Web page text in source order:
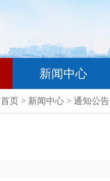
新闻中心
首页 > 新闻中心 > 通知公告